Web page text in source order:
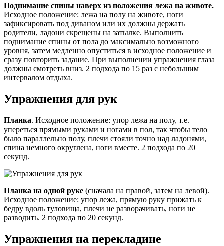
Поднимание спины наверх из положения лежа на животе.
Исходное положение: лежа на полу на животе, ноги
зафиксировать под диваном или их должны держать
родители, ладони скрещены на затылке. Выполнить
поднимание спины от пола до максимально возможного
уровня, затем медленно опуститься в исходное положение и
сразу повторить задание. При выполнении упражнения глаза
должны смотреть вниз. 2 подхода по 15 раз с небольшим
интервалом отдыха.
Упражнения для рук
Планка. Исходное положение: упор лежа на полу, т.е.
упереться прямыми руками и ногами в пол, так чтобы тело
было параллельно полу, плечи стояли точно над ладонями,
спина немного округлена, ноги вместе. 2 подхода по 20
секунд.
Планка на одной руке (сначала на правой, затем на левой).
Исходное положение: упор лежа, прямую руку прижать к
бедру вдоль туловища, плечи не разворачивать, ноги не
разводить. 2 подхода по 20 секунд.
Упражнения на перекладине